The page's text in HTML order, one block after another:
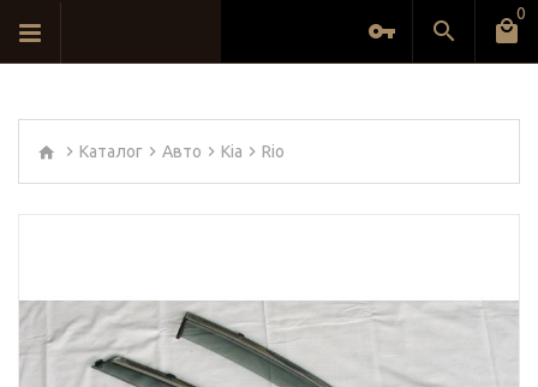
0
Каталог Авто Kia Rio